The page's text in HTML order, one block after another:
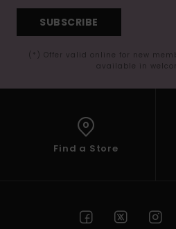
SUBSCRIBE
(*) Offer valid online for new
available in
Find a Store